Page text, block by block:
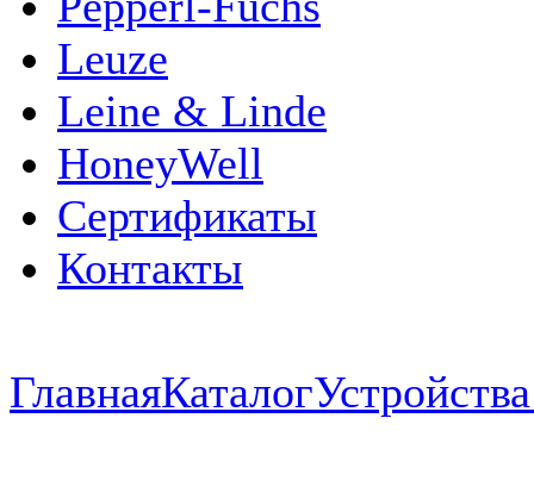
Leuze
Leine & Linde
HoneyWell
Сертификаты
Контакты
ГлавнаяКаталог